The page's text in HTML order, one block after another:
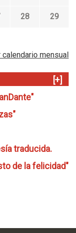
28 29
calendario mensual
[+]
traducida.
de la felicidad"